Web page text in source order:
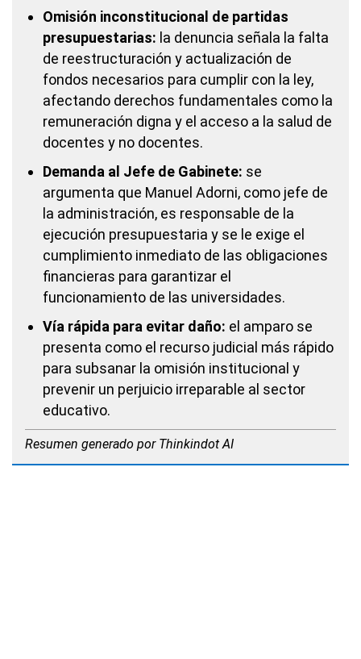
Omisión inconstitucional de partidas
presupuestarias: la denuncia señala la falta
de reestructuración y actualización de
fondos necesarios para cumplir con la ley,
afectando derechos fundamentales como la
remuneración digna y el acceso a la salud de
docentes y no docentes.
Demanda al Jefe de Gabinete: se
argumenta que Manuel Adorni, como jefe de
la administración, es responsable de la
ejecución presupuestaria y se le exige el
cumplimiento inmediato de las obligaciones
financieras para garantizar el
funcionamiento de las universidades.
Vía rápida para evitar daño: el amparo se
presenta como el recurso judicial más rápido
para subsanar la omisión institucional y
prevenir un perjuicio irreparable al sector
educativo.
Resumen generado por Thinkindot AI